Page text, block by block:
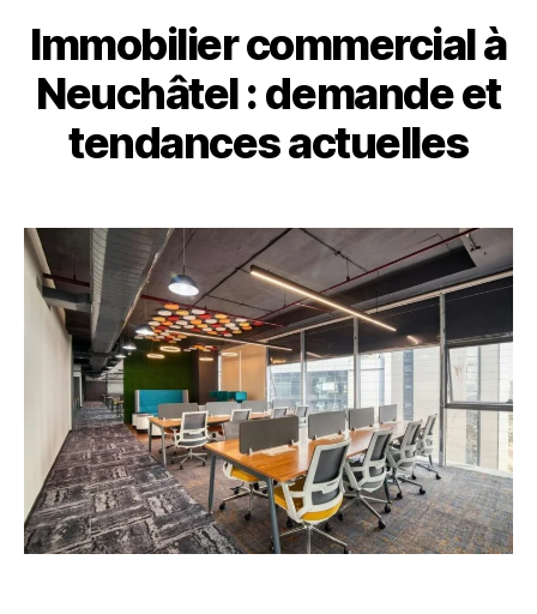
Immobilier commercial à
Neuchâtel : demande et
tendances actuelles